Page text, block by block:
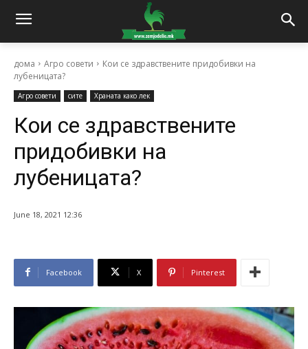
дома Агро совети
Кои се здравствените придобивки на
лубеницата?
Агро совети сите Храната како лек
Кои се здравствените
придобивки на
лубеницата?
June 18, 2021 12:36
Facebook X Pinterest